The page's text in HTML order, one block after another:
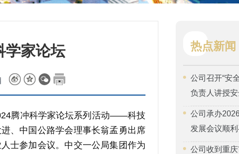
学家论坛
腾冲科学家论坛系列活动——科技
、中国公路学会理事长翁孟勇出席
士参加会议。中交一公局集团作为
热点新闻
公司召开“安
负责人讲授
公司承办
发展会议顺
公司收到重